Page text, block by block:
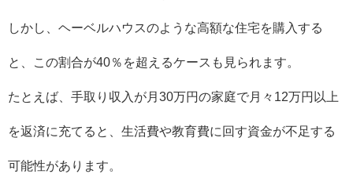
しかし、ヘーベルハウスのような高額な住宅を購入する
と、この割合が40％を超えるケースも見られます。
たとえば、手取り収入が月30万円の家庭で月々12万円以上
を返済に充てると、生活費や教育費に回す資金が不足する
可能性があります。